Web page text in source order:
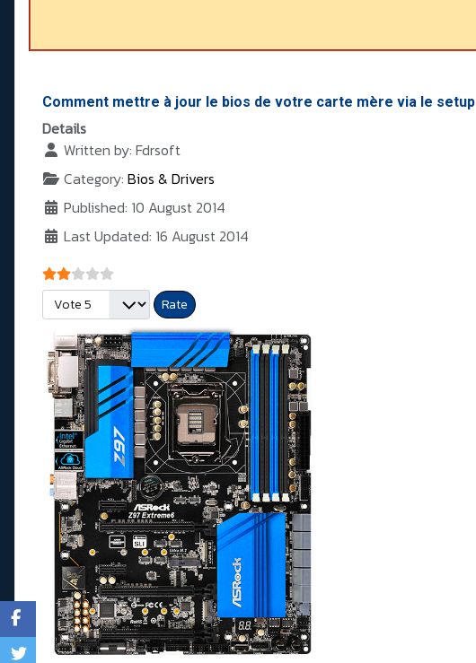
Comment mettre à jour le bios de votre carte mère via le setup
Details
Written by: Fdrsoft
Category: Bios & Drivers
Published: 10 August 2014
Last Updated: 16 August 2014
User Rating:
Please Rate